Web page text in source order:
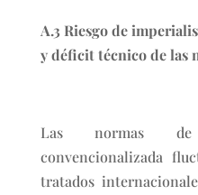
A.3 Riesgo de
y déficit técnico de las
Las normas
convencionalizada
tratados